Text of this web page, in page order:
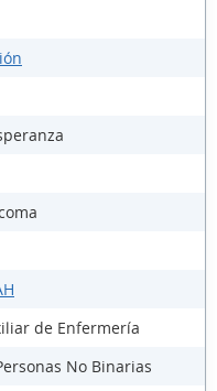
de Enfermería
No Binarias